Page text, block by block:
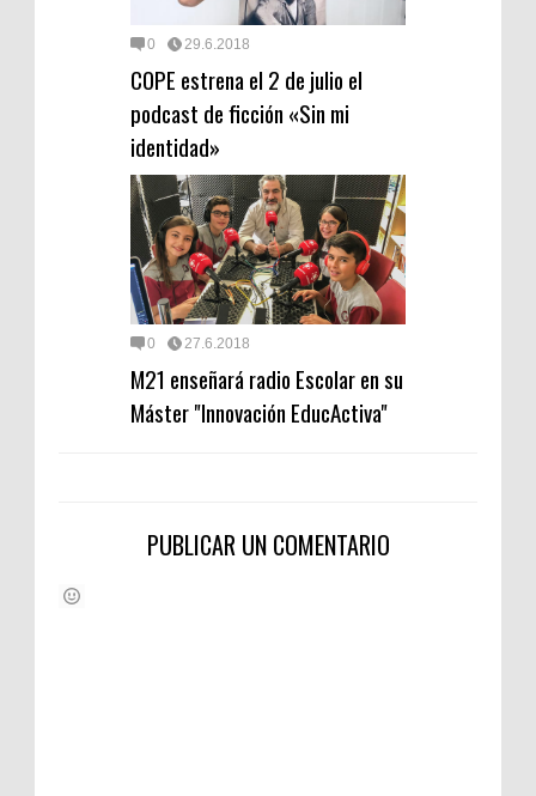
0 29.6.2018
COPE estrena el 2 de julio el
podcast de ficción «Sin mi
identidad»
0 27.6.2018
M21 enseñará radio Escolar en su
Máster "Innovación EducActiva"
PUBLICAR UN COMENTARIO